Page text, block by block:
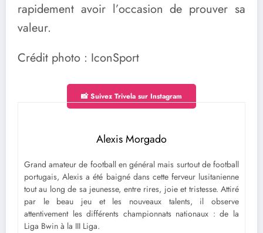
rapidement avoir l’occasion de prouver sa
valeur.
Crédit photo : IconSport
📸 Suivez Trivela sur Instagram
Alexis Morgado
Grand amateur de football en général mais surtout de football
portugais, Alexis a été baigné dans cette ferveur lusitanienne
tout au long de sa jeunesse, entre rires, joie et tristesse. Attiré
par le beau jeu et les nouveaux talents, il observe
attentivement les différents championnats nationaux : de la
Liga Bwin à la III Liga.